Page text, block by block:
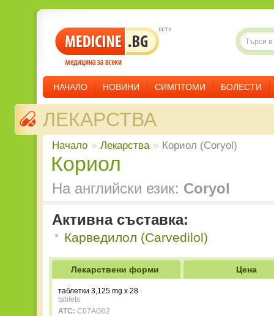
НАЧАЛО НОВИНИ СИМПТОМИ БОЛЕСТИ
ЛЕКАРСТВА
Начало » Лекарства » Кориол (Coryol)
Кориол
На английски език: Coryol
Активна съставка:
Карведилол (Carvedilol)
Лекарствени форми Цена
таблетки 3,125 mg x 28
tablets
ATC: C07AG02